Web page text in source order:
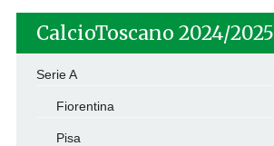
CalcioToscano 2024/2025
Serie A
Fiorentina
Pisa